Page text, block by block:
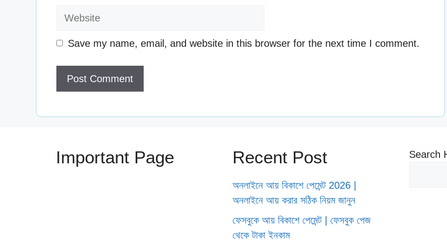
Website
Save my name, email, and website in this browser for the next time I comment.
Important Page Recent Post
অনলাইনে আয় বিকাশে পেমেন্ট 2026 |
অনলাইনে আয় করার সঠিক নিয়ম জানুন
ফেসবুকে আয় বিকাশে পেমেন্ট | ফেসবুক পেজ
থেকে টাকা ইনকাম
Search